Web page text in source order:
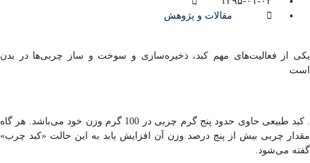
مقالات و پژوهش
یکی از فعالیت‌های مهم کبد، ذخیره‌سازی و سوخت و ساز چربی‌ها در بدن
است
. کبد طبیعی حاوی حدود پنج گرم چربی در 100 گرم وزن خود می‌باشد. هر گاه
مقدار چربی بیش از پنج درصد وزن آن افزایش یابد به این حالت «کبد چرب»
گفته می‌شود.